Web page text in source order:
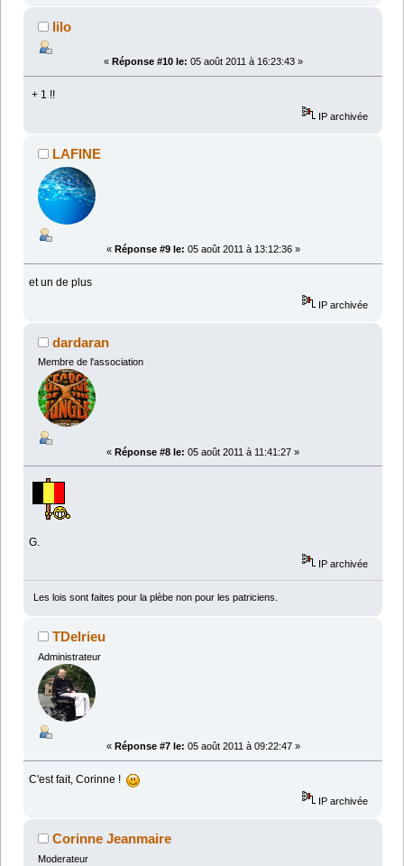
lilo
« Réponse #10 le: 05 août 2011 à 16:23:43 »
+ 1 !!
IP archivée
LAFINE
« Réponse #9 le: 05 août 2011 à 13:12:36 »
et un de plus
IP archivée
dardaran
Membre de l'association
« Réponse #8 le: 05 août 2011 à 11:41:27 »
G.
IP archivée
Les lois sont faites pour la plèbe non pour les patriciens.
TDelrieu
Administrateur
« Réponse #7 le: 05 août 2011 à 09:22:47 »
C'est fait, Corinne !
IP archivée
Corinne Jeanmaire
Moderateur